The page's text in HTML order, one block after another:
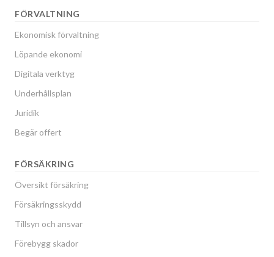
FÖRVALTNING
Ekonomisk förvaltning
Löpande ekonomi
Digitala verktyg
Underhållsplan
Juridik
Begär offert
FÖRSÄKRING
Översikt försäkring
Försäkringsskydd
Tillsyn och ansvar
Förebygg skador